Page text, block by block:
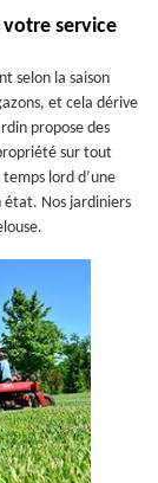
votre service
selon la saison
et cela dérive
propose des
sur tout
lord d’une
Nos jardiniers